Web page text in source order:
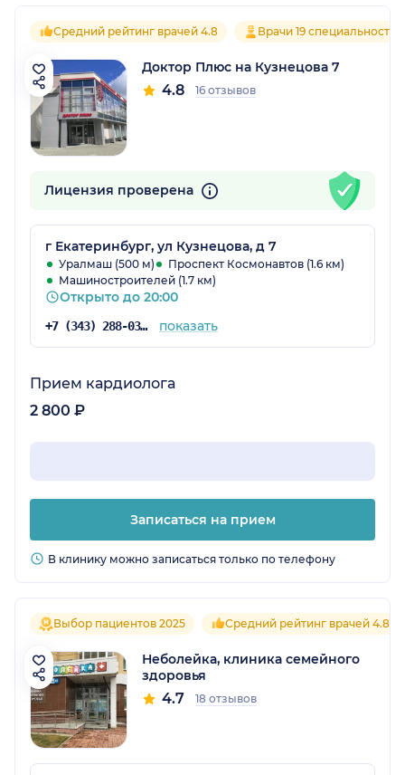
Средний рейтинг врачей 4.8 Врачи 19 специальностей
Доктор Плюс на Кузнецова 7
4.8 16 отзывов
Лицензия проверена
г Екатеринбург, ул Кузнецова, д 7
Уралмаш (500 м)
Проспект Космонавтов (1.6 км)
Машиностроителей (1.7 км)
Открыто до 20:00
+7 (343) 288-03-16 показать
Прием кардиолога
2 800 ₽
Записаться на прием
В клинику можно записаться только по телефону
Выбор пациентов 2025 Средний рейтинг врачей 4.8
Неболейка, клиника семейного
здоровья
4.7 18 отзывов